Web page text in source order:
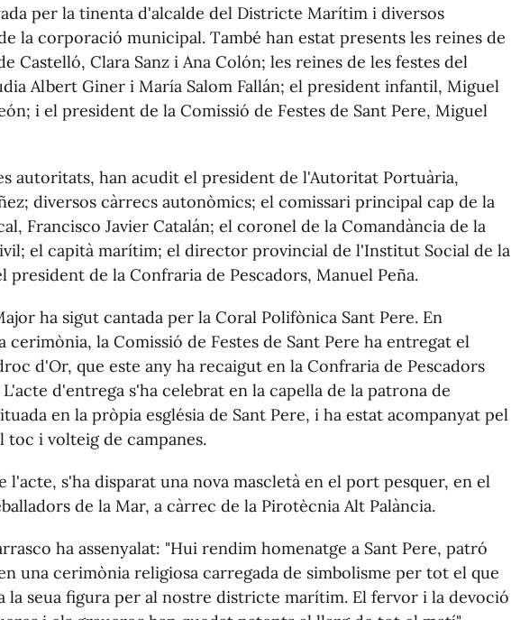
per la tinenta d'alcalde del Districte Marítim i diversos
la corporació municipal. També han estat presents les reines de
Castelló, Clara Sanz i Ana Colón; les reines de les festes del
Albert Giner i María Salom Fallán; el president infantil, Miguel
i el president de la Comissió de Festes de Sant Pere, Miguel
autoritats, han acudit el president de l'Autoritat Portuària,
diversos càrrecs autonòmics; el comissari principal cap de la
Francisco Javier Catalán; el coronel de la Comandància de la
el capità marítim; el director provincial de l'Institut Social de la
president de la Confraria de Pescadors, Manuel Peña.
ha sigut cantada per la Coral Polifònica Sant Pere. En
cerimònia, la Comissió de Festes de Sant Pere ha entregat el
d'Or, que este any ha recaigut en la Confraria de Pescadors
L'acte d'entrega s'ha celebrat en la capella de la patrona de
en la pròpia església de Sant Pere, i ha estat acompanyat pel
toc i volteig de campanes.
l'acte, s'ha disparat una nova mascletà en el port pesquer, en el
de la Mar, a càrrec de la Pirotècnia Alt Palància.
ha assenyalat: "Hui rendim homenatge a Sant Pere, patró
una cerimònia religiosa carregada de simbolisme per tot el que
la seua figura per al nostre districte marítim. El fervor i la devoció